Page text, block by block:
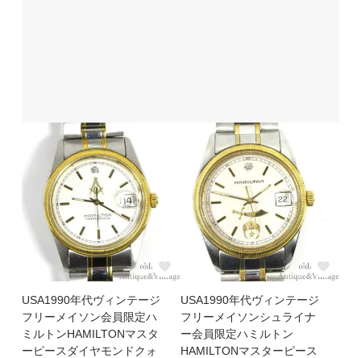
USA1990年代ヴィンテージ
フリーメイソン会員限定ハ
ミルトンHAMILTONマスタ
ーピースダイヤモンドクォ
USA1990年代ヴィンテージ
フリーメイソンシュライナ
ー会員限定ハミルトン
HAMILTONマスターピース